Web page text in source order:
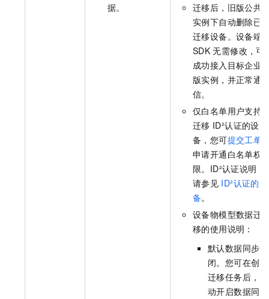
据。
迁移后，旧版公共
实例下自动删除已
迁移设备。设备端
SDK 无需修改，可
成功接入目标企业
版实例，并正常通
信。
仅白名单用户支持
迁移 ID²认证的设
备，您可提交工单
申请开通白名单权
限。ID²认证说明，
请参见 ID²认证的设
备。
设备物模型数据迁
移的使用说明：
默认数据同步关
闭。您可在创建
迁移任务后，手
动开启数据同